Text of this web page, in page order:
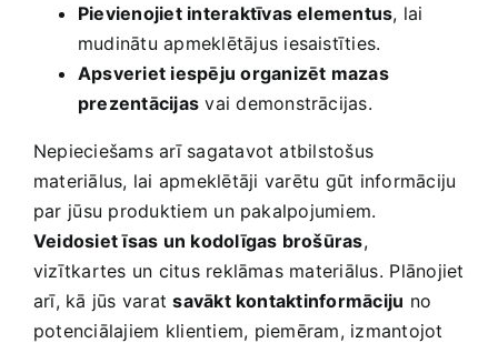
Pievienojiet interaktīvas elementus, lai
mudinātu apmeklētājus iesaistīties.
Apsveriet iespēju organizēt​ mazas
prezentācijas vai demonstrācijas.
Nepieciešams arī sagatavot atbilstošus
materiālus, lai apmeklētāji ⁣varētu gūt ‍informāciju
par ⁢jūsu produktiem⁢ un pakalpojumiem. ​
Veidosiet īsas‌ un kodolīgas brošūras,‍
vizītkartes un citus reklāmas materiālus. ⁢Plānojiet
arī, kā jūs varatsavākt kontaktinformāciju no
potenciālajiem ⁣klientiem, ⁤piemēram, izmantojot⁤